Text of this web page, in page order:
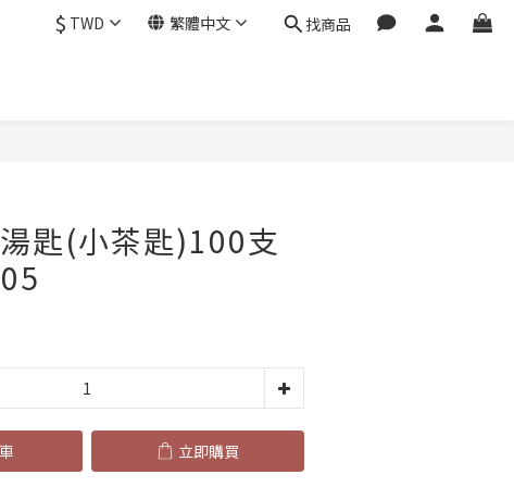
$ TWD 繁體中文 找商品
匙(小茶匙)100支
立即購買